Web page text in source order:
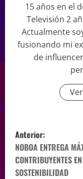
15 años en el
Televisión 2
Actualmente
fusionando mi
de
Anterior:
NOBOA ENTREGA
CONTRIBUYENTES
SOSTENIBILIDAD